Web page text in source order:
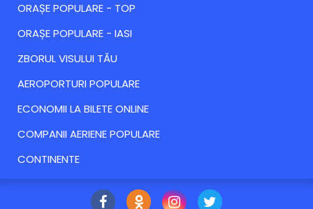
ORAȘE POPULARE - TOP
ORAȘE POPULARE - IASI
ZBORUL VISULUI TĂU
AEROPORTURI POPULARE
ECONOMII LA BILETE ONLINE
COMPANII AERIENE POPULARE
CONTINENTE